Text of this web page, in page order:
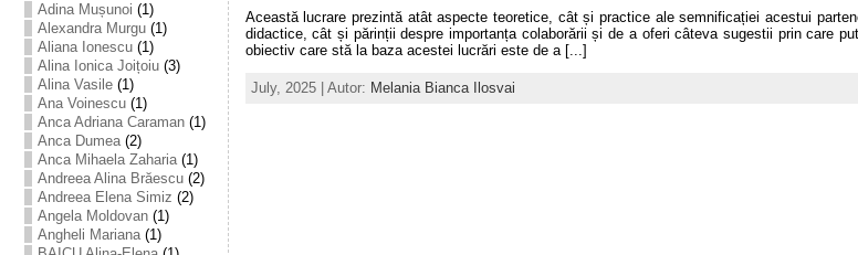
Adina Mușunoi (1)
Alexandra Murgu(1)
Aliana Ionescu(1)
Alina Ionica Joițoiu(3)
Alina Vasile(1)
Ana Voinescu(1)
Anca Adriana Caraman(1)
Anca Dumea(2)
Anca Mihaela Zaharia(1)
Andreea Alina Brăescu(2)
Andreea Elena Simiz (2)
Angela Moldovan(1)
Angheli Mariana(1)
Această lucrare prezintă atât aspecte teoretice, cât și practice ale semnificației acestui
didactice, cât și părinții despre importanța colaborării și de a oferi câteva sugestii prin care
obiectiv care stă la baza acestei lucrări este de a [...]
July, 2025 | Autor: Melania Bianca Ilosvai